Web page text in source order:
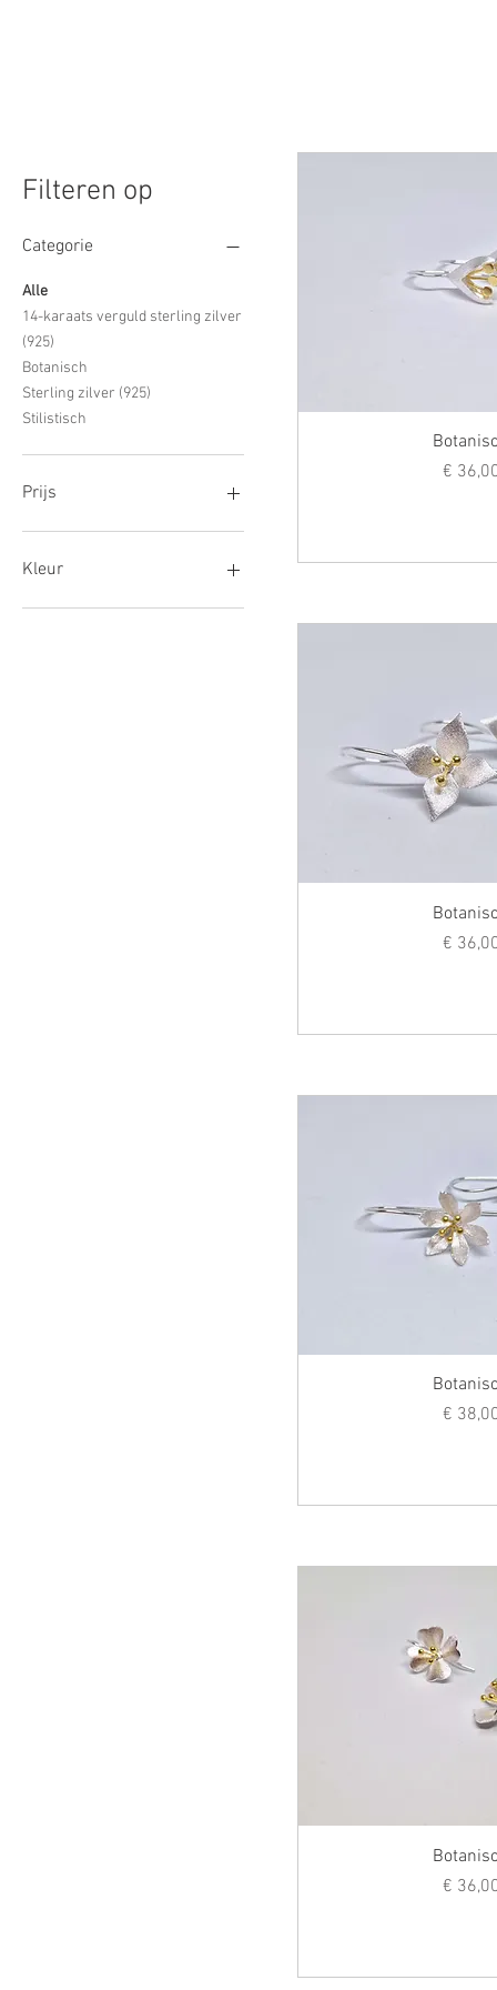
Filteren op
Categorie
Alle
14-karaats verguld sterling zilver
(925)
Botanisch
Sterling zilver (925)
Stilistisch
Prijs
€ 36
Kleur
€
€
€
€